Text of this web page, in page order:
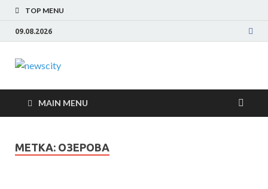
TOP MENU
09.08.2026
NewsCity —
свежие новости
Запорожья
сегодня
сегодня. События Запорожья, коррупция,
политика, дтп, новости спорта
MAIN MENU
МЕТКА: ОЗЕРОВА